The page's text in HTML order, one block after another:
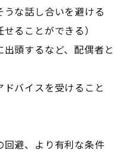
な話し合いを避ける
ることができる）
頭するなど、配偶者と
バイスを受けること
避、より有利な条件